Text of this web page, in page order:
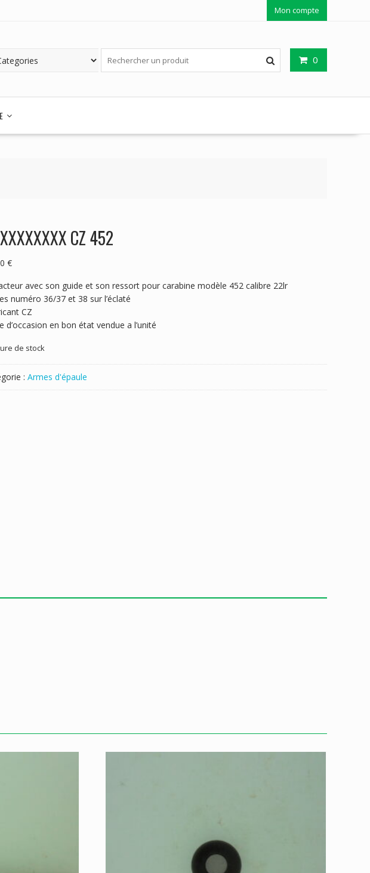
Mon compte
0
CZ 452
€
avec son guide et son ressort pour carabine modèle 452 calibre 22lr
numéro 36/37 et 38 sur l’éclaté
CZ
d’occasion en bon état vendue a l’unité
de stock
: Armes d'épaule